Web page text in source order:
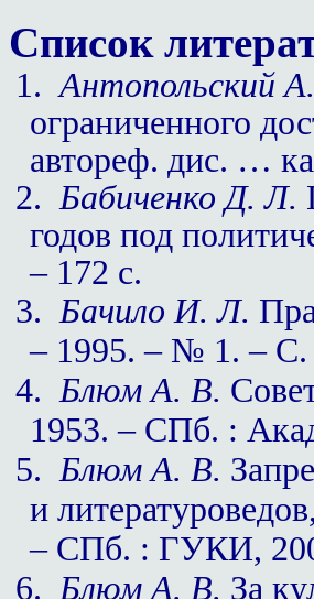
Список
1. Антопольский
ограниченного
автореф. дис. …
2. Бабиченко Д. Л.
годов под
– 172 с.
3. Бачило И. Л.
– 1995. – № 1. – С.
4. Блюм А. В.
1953. – СПб. :
5. Блюм А. В.
и
– СПб. : ГУКИ,
6. Блюм А. В. За